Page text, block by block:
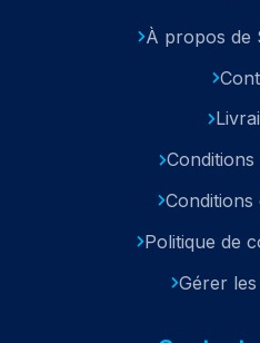
À propos de
Conditions
Politique de
Gérer